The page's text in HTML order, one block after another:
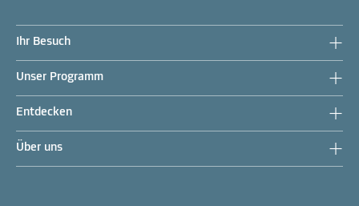
Ihr Besuch
Unser Programm
Entdecken
Über uns